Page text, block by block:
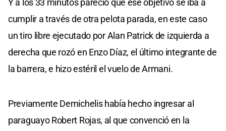
Y a los 33 minutos pareció que ese objetivo se iba a
cumplir a través de otra pelota parada, en este caso
un tiro libre ejecutado por Alan Patrick de izquierda a
derecha que rozó en Enzo Díaz, el último integrante de
la barrera, e hizo estéril el vuelo de Armani.
Previamente Demichelis había hecho ingresar al
paraguayo Robert Rojas, al que convenció en la